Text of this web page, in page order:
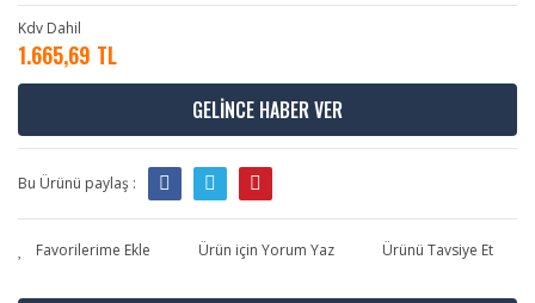
Kdv Dahil
1.665,69 TL
GELİNCE HABER VER
Bu Ürünü paylaş :
Ürün için Yorum Yaz Ürünü Tavsiye Et